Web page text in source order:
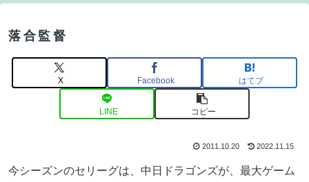
落合監督
X Facebook はてブ
LINE コピー
2011.10.20 2022.11.15
今シーズンのセリーグは、中日ドラゴンズが、最大ゲーム